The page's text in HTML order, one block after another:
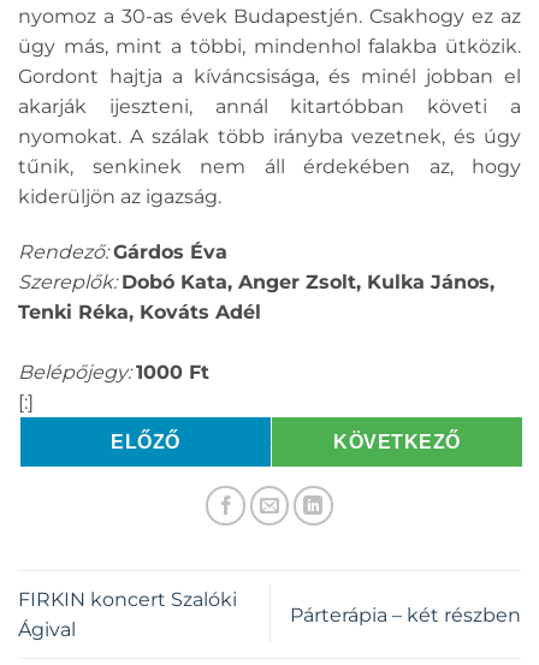
nyomoz a 30-as évek Budapestjén. Csakhogy ez az
ügy más, mint a többi, mindenhol falakba ütközik.
Gordont hajtja a kíváncsisága, és minél jobban el
akarják ijeszteni, annál kitartóbban követi a
nyomokat. A szálak több irányba vezetnek, és úgy
tűnik, senkinek nem áll érdekében az, hogy
kiderüljön az igazság.
Rendező:Gárdos Éva
Szereplők:Dobó Kata, Anger Zsolt, Kulka János,
Tenki Réka, Kováts Adél
Belépőjegy: 1000 Ft
[:]
ELŐZŐ KÖVETKEZŐ
FIRKIN koncert Szalóki
Ágival
Párterápia – két részben